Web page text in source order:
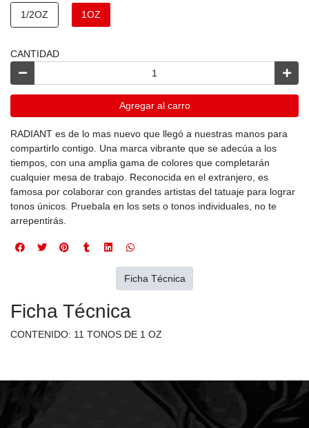
1/2OZ 1OZ
CANTIDAD
Agregar al carro
RADIANT es de lo mas nuevo que llegó a nuestras manos para
compartirlo contigo. Una marca vibrante que se adecúa a los
tiempos, con una amplia gama de colores que completarán
cualquier mesa de trabajo. Reconocida en el extranjero, es
famosa por colaborar con grandes artistas del tatuaje para lograr
tonos únicos. Pruebala en los sets o tonos individuales, no te
arrepentirás.
Ficha Técnica
CONTENIDO: 11 TONOS DE 1 OZ
Ficha Técnica